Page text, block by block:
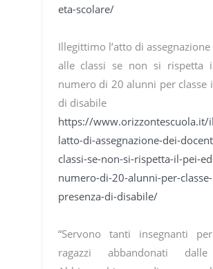
eta-scolare/
Illegittimo l’atto di
alle classi se non si rispetta
numero di 20 alunni per classe
di disabile
https://www.orizzontescuola.it/
latto-di-assegnazione-dei-
classi-se-non-si-rispetta-il-pei-
numero-di-20-alunni-per-
presenza-di-disabile/
“Servono tanti insegnanti
ragazzi abbandonati